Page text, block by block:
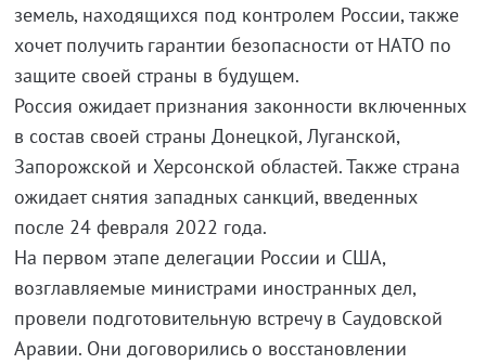
земель, находящихся под контролем России, также
хочет получить гарантии безопасности от НАТО по
защите своей страны в будущем.
Россия ожидает признания законности включенных
в состав своей страны Донецкой, Луганской,
Запорожской и Херсонской областей. Также страна
ожидает снятия западных санкций, введенных
после 24 февраля 2022 года.
На первом этапе делегации России и США,
возглавляемые министрами иностранных дел,
провели подготовительную встречу в Саудовской
Аравии. Они договорились о восстановлении